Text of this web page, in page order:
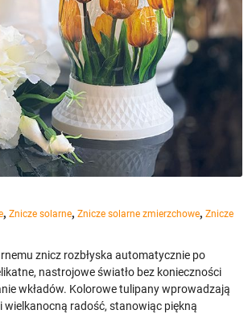
, Znicze solarne, Znicze solarne zmierzchowe, Znicze
znicz rozbłyska automatycznie po
nastrojowe światło bez konieczności
wkładów. Kolorowe tulipany wprowadzają
wielkanocną radość, stanowiąc piękną